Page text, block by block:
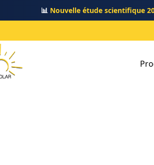
📊 Nouvelle étude scientifique